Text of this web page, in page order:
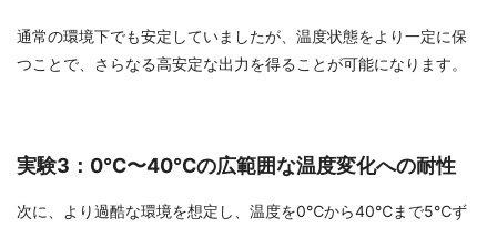
通常の環境下でも安定していましたが、温度状態をより一定に保
つことで、さらなる高安定な出力を得ることが可能になります。
実験3：0℃〜40℃の広範囲な温度変化への耐性
次に、より過酷な環境を想定し、温度を0℃から40℃まで5℃ず